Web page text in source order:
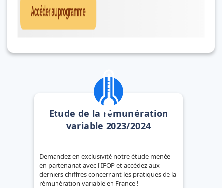
Etude de la rémunération
variable 2023/2024
Demandez en exclusivité notre étude menée
en partenariat avec l'IFOP et accédez aux
derniers chiffres concernant les pratiques de la
rémunération variable en France !